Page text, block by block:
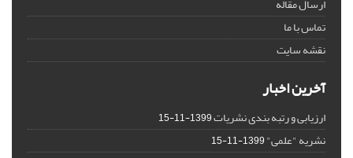
ارسال مقاله
تماس با ما
نقشه سایت
آخرین اخبار
ارزیابی و رتبه بندی نشریات1399-11-15
نشریه "علمی"1399-11-15